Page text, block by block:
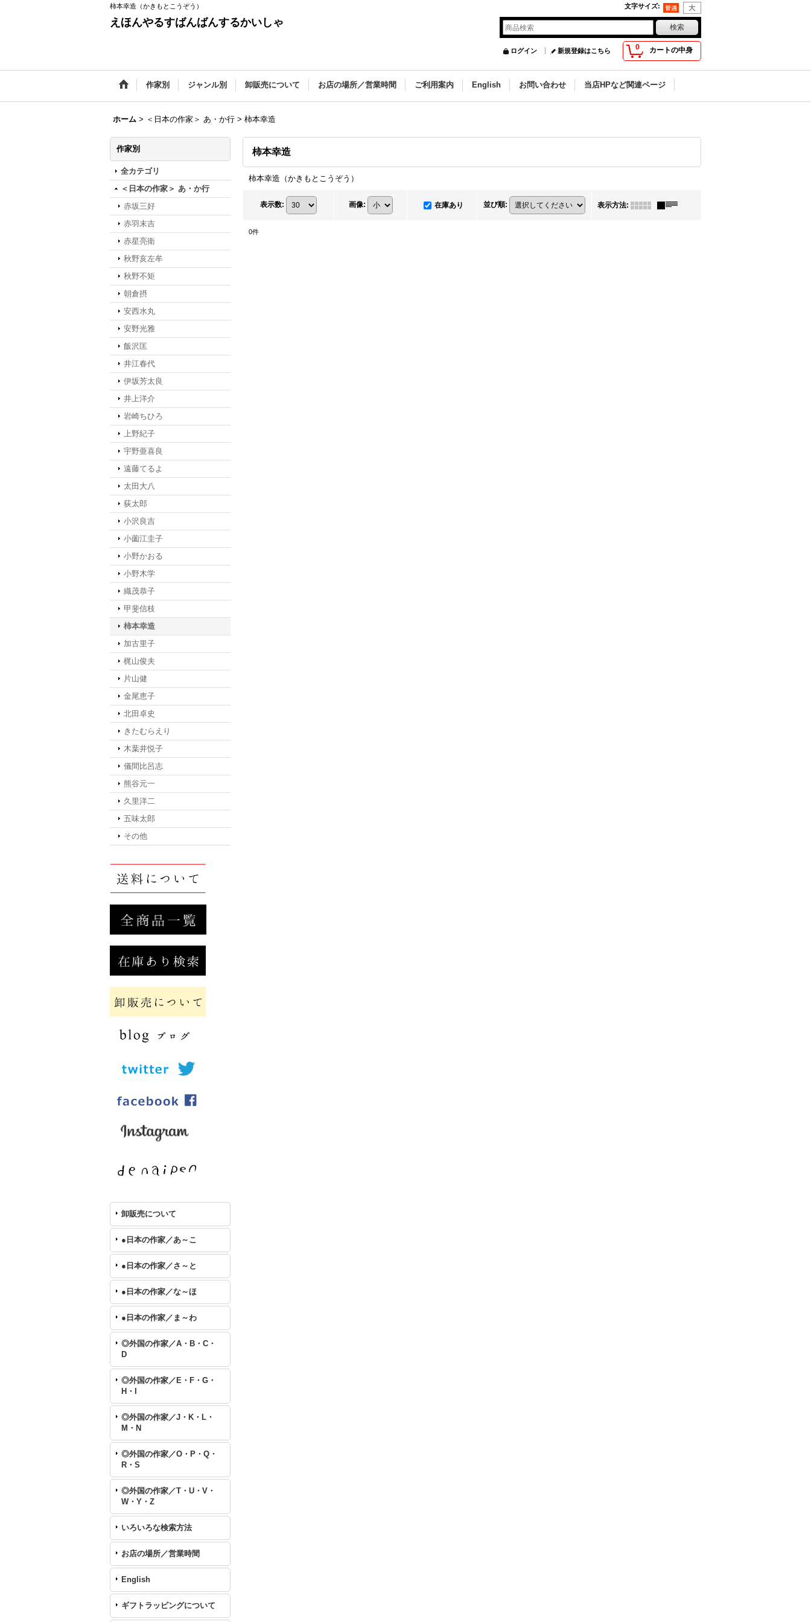
柿本幸造（かきもとこうぞう） 文字サイズ:
えほんやるすばんばんするかいしゃ
0 カートの中身
ログイン 新規登録はこちら
作家別 ジャンル別 卸販売について お店の場所／営業時間 ご利用案内 English お問い合わせ 当店HPなど関連ページ
ホーム > ＜日本の作家＞ あ・か行 > 柿本幸造
作家別
全カテゴリ
＜日本の作家＞ あ・か行
赤坂三好
赤羽末吉
赤星亮衛
秋野亥左牟
秋野不矩
朝倉摂
安西水丸
安野光雅
飯沢匡
井江春代
伊坂芳太良
井上洋介
岩崎ちひろ
上野紀子
宇野亜喜良
遠藤てるよ
太田大八
荻太郎
小沢良吉
小薗江圭子
小野かおる
小野木学
織茂恭子
甲斐信枝
柿本幸造
加古里子
梶山俊夫
片山健
金尾恵子
北田卓史
きたむらえり
木葉井悦子
儀間比呂志
熊谷元一
久里洋二
五味太郎
その他
卸販売について
●日本の作家／あ～こ
●日本の作家／さ～と
●日本の作家／な～ほ
●日本の作家／ま～わ
◎外国の作家／A・B・C・
D
◎外国の作家／E・F・G・
H・I
◎外国の作家／J・K・L・
M・N
◎外国の作家／O・P・Q・
R・S
◎外国の作家／T・U・V・
W・Y・Z
いろいろな検索方法
お店の場所／営業時間
English
ギフトラッピングについて
柿本幸造
柿本幸造（かきもとこうぞう）
表示数: 画像: 在庫あり 並び順: 表示方法:
0件